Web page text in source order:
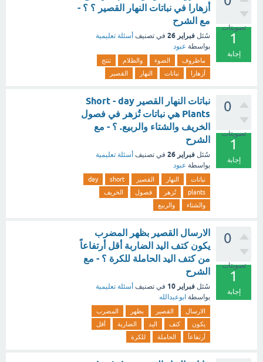
تصويتات
1
إجابة
أزهارا في نباتات النهار القصير ؟ ؟ -
مع الشرح
سُئل فبراير 26 في تصنيف أسئلة تعليمية
بواسطة عبود
ماظروف الضوء والظلام
تنتج
أزهارا
نباتات النهار القصير
0
تصويتات
1
إجابة
نباتات النهار القصير Short - day
Plants هي نباتات تُزهر في فصول
الخريف والشتاء والربيع. ؟ - مع
الشرح
سُئل فبراير 26 في تصنيف أسئلة تعليمية
بواسطة عبود
نباتات النهار القصير short
day
plants
تُزهر فصول
الخريف
والشتاء
والربيع
0
تصويتات
1
إجابة
الارسال القصير بظهر المضرب
يكون كتف اليد الضاربة أقل أرتفاعاً
من كتف اليد الحاملة للكرة ؟ - مع
الشرح
سُئل فبراير 10 في تصنيف أسئلة تعليمية
بواسطة ابوعبدالله
الارسال القصير بظهر
المضرب
يكون
كتف اليد الضاربة
أقل
أرتفاعاً
الحاملة للكرة